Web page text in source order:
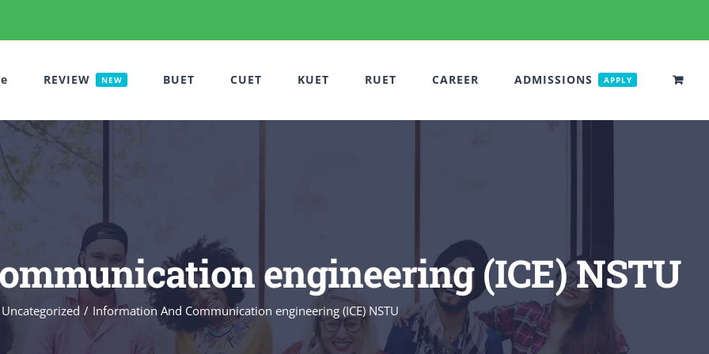
REVIEW NEW BUET CUET KUET RUET CAREER ADMISSIONS APPLY
engineering (ICE) NSTU
Uncategorized Information And Communication engineering (ICE) NSTU